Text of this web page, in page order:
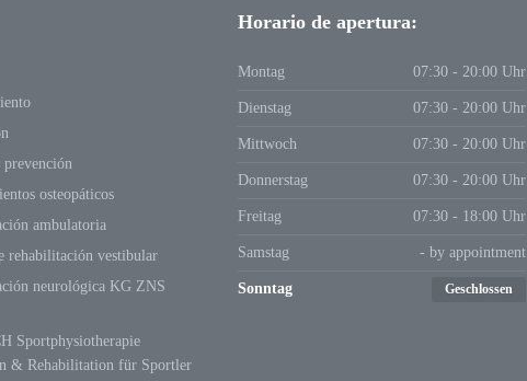
prevención
osteopáticos
ambulatoria
rehabilitación vestibular
neurológica KG ZNS
Sportphysiotherapie
& Rehabilitation für Sportler
Horario de apertura:
Montag 07:30 - 20:00 Uhr
Dienstag 07:30 - 20:00 Uhr
Mittwoch 07:30 - 20:00 Uhr
Donnerstag 07:30 - 20:00 Uhr
Freitag 07:30 - 18:00 Uhr
Samstag - by appointment
Sonntag Geschlossen